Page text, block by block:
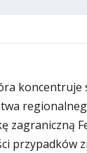
koncentruje
przypadków